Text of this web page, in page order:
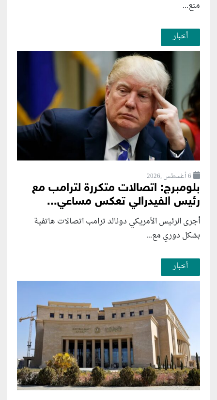
منع...
أخبار
6 أغسطس ,2026
بلومبرج: اتصالات متكررة لترامب مع
رئيس الفيدرالي تعكس مساعي...
أجرى الرئيس الأمريكي دونالد ترامب اتصالات هاتفية
بشكل دوري مع...
أخبار